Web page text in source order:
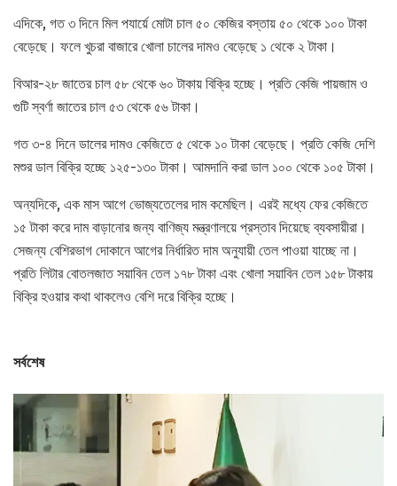
এদিকে, গত ৩ দিনে মিল পযার্য়ে মোটা চাল ৫০ কেজির বস্তায় ৫০ থেকে ১০০ টাকা
বেড়েছে। ফলে খুচরা বাজারে খোলা চালের দামও বেড়েছে ১ থেকে ২ টাকা।
বিআর-২৮ জাতের চাল ৫৮ থেকে ৬০ টাকায় বিক্রি হচ্ছে। প্রতি কেজি পায়জাম ও
গুটি স্বর্ণা জাতের চাল ৫৩ থেকে ৫৬ টাকা।
গত ৩-৪ দিনে ডালের দামও কেজিতে ৫ থেকে ১০ টাকা বেড়েছে। প্রতি কেজি দেশি
মশুর ডাল বিক্রি হচ্ছে ১২৫-১৩০ টাকা। আমদানি করা ডাল ১০০ থেকে ১০৫ টাকা।
অন্যদিকে, এক মাস আগে ভোজ্যতেলের দাম কমেছিল। এরই মধ্যে ফের কেজিতে
১৫ টাকা করে দাম বাড়ানোর জন্য বাণিজ্য মন্ত্রণালয়ে প্রস্তাব দিয়েছে ব্যবসায়ীরা।
সেজন্য বেশিরভাগ দোকানে আগের নির্ধারিত দাম অনুযায়ী তেল পাওয়া যাচ্ছে না।
প্রতি লিটার বোতলজাত সয়াবিন তেল ১৭৮ টাকা এবং খোলা সয়াবিন তেল ১৫৮ টাকায়
বিক্রি হওয়ার কথা থাকলেও বেশি দরে বিক্রি হচ্ছে।
সর্বশেষ